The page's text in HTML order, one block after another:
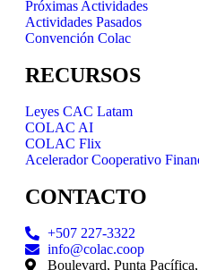
Próximas Actividades
Actividades Pasados
Convención Colac
RECURSOS
Leyes CAC Latam
COLAC AI
COLAC Flix
Acelerador Cooperativo
CONTACTO
+507 227-3322
info@colac.coop
Boulevard, Punta